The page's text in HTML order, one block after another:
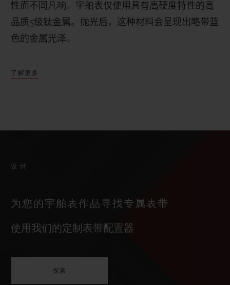
性而不同凡响。宇舶表仅使用具有高硬度特性的高
品质5级钛金属。抛光后，这种材料会呈现出略带蓝
色的金属光泽。
了解更多
设计
为您的宇舶表作品寻找专属表带
使用我们的定制表带配置器
探索